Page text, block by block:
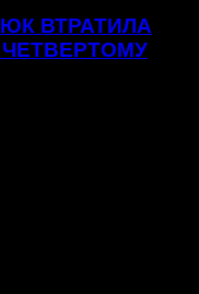
ВТРАТИЛА
ЧЕТВЕРТОМУ